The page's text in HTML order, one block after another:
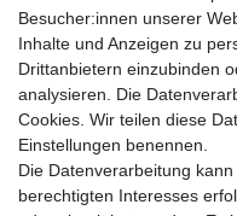
Montag - Freitag,
Unternehmen
Datenverarbeitung
Besucher:innen unserer
Inhalte und Anzeigen zu
Drittanbietern einzubinden
analysieren. Die
Cookies. Wir teilen diese
Einstellungen benennen.
Die Datenverarbeitung
berechtigten Interesses